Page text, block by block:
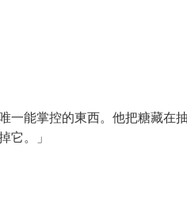
一能掌控的東西。他把糖藏在
它。」